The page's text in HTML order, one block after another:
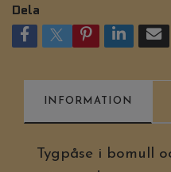
Dela
INFORMATION
Tygpåse i bomull